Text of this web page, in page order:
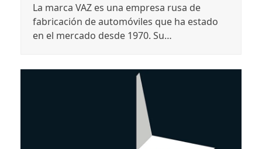
La marca VAZ es una empresa rusa de
fabricación de automóviles que ha estado
en el mercado desde 1970. Su…